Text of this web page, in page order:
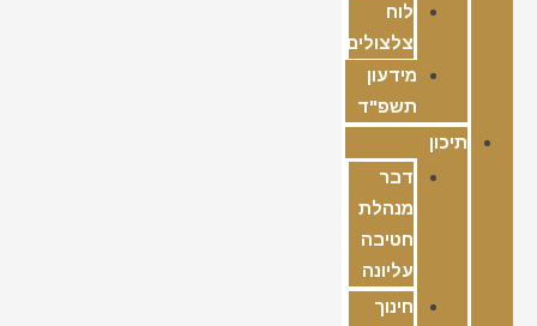
לוח
צלצולים
מידעון
תשפ"ד
תיכון
דבר
מנהלת
חטיבה
עליונה
חינוך